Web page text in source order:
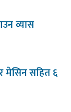
व्यास
मेसिन सहित ६